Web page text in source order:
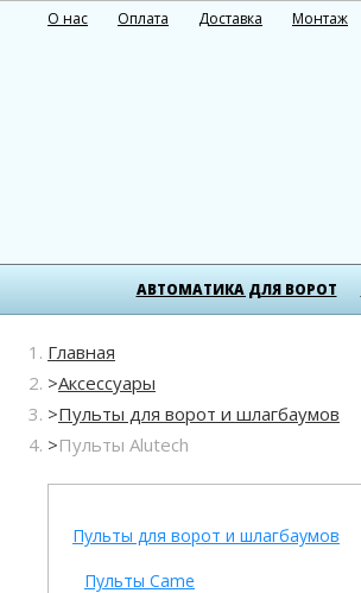
О нас Оплата Доставка Монтаж
АВТОМАТИКА ДЛЯ ВОРОТ
Главная
Аксессуары
Пульты для ворот и шлагбаумов
Пульты Alutech
Пульты для ворот и шлагбаумов
Пульты Came